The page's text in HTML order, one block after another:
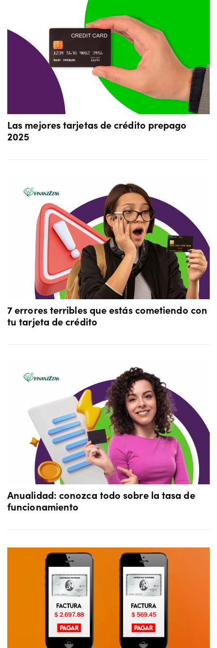
Las mejores tarjetas de crédito prepago
2025
7 errores terribles que estás cometiendo con
tu tarjeta de crédito
Anualidad: conozca todo sobre la tasa de
funcionamiento